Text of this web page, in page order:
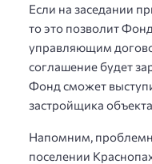
Если на заседании
то это позволит
управляющим
соглашение будет
Фонд сможет
застройщика объекта.
Напомним,
поселении